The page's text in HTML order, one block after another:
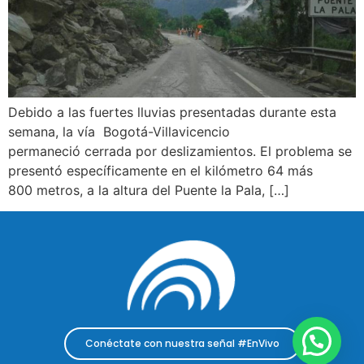
Debido a las fuertes lluvias presentadas durante esta
semana, la vía Bogotá-Villavicencio
permaneció cerrada por deslizamientos. El problema se
presentó específicamente en el kilómetro 64 más
800 metros, a la altura del Puente la Pala, […]
Conéctate con nuestra señal #EnVivo